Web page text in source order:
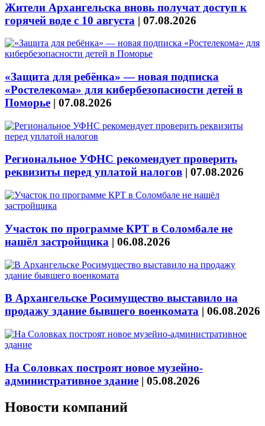
Жители Архангельска вновь получат доступ к
горячей воде с 10 августа | 07.08.2026
«Защита для ребёнка» — новая подписка
«Ростелекома» для кибербезопасности детей в
Поморье | 07.08.2026
Региональное УФНС рекомендует проверить
реквизиты перед уплатой налогов | 07.08.2026
Участок по программе КРТ в Соломбале не
нашёл застройщика | 06.08.2026
В Архангельске Росимущество выставило на
продажу здание бывшего военкомата | 06.08.2026
На Соловках построят новое музейно-
административное здание | 05.08.2026
Новости компаний